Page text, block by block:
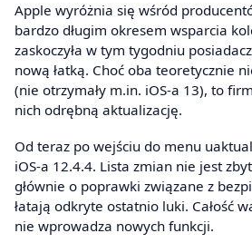
Apple wyróżnia się wśród
bardzo długim okresem wsparcia
zaskoczyła w tym tygodniu
nową łatką. Choć oba teoretycznie
(nie otrzymały m.in. iOS-a 13), to
nich odrębną aktualizację.
Od teraz po wejściu do menu
iOS-a 12.4.4. Lista zmian nie jest
głównie o poprawki związane z
łatają odkryte ostatnio luki. Całość
nie wprowadza nowych funkcji.